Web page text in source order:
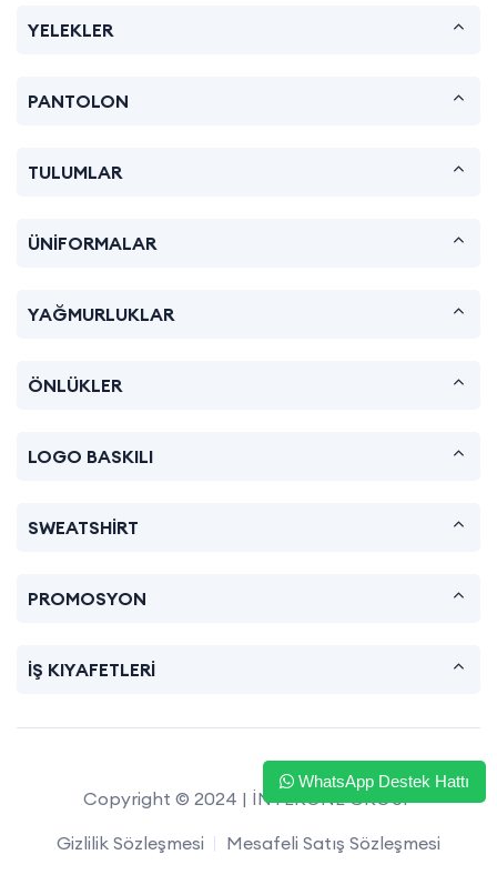
YELEKLER
PANTOLON
TULUMLAR
ÜNİFORMALAR
YAĞMURLUKLAR
ÖNLÜKLER
LOGO BASKILI
SWEATSHİRT
PROMOSYON
İŞ KIYAFETLERİ
Copyright © 2024 | İNTERONE GROUP
Gizlilik Sözleşmesi
Mesafeli Satış Sözleşmesi
WhatsApp Destek Hattı